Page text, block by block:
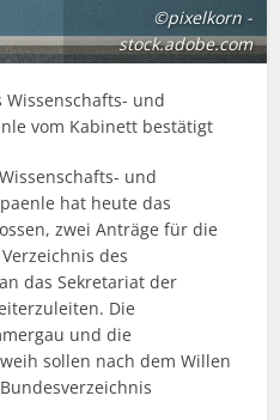
©pixelkorn -
stock.adobe.com
Wissenschafts- und
vom Kabinett bestätigt
und
hat heute das
zwei Anträge für die
des
das Sekretariat der
Die
und die
sollen nach dem Willen